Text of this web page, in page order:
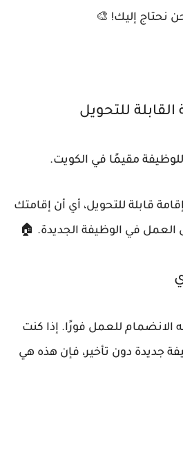
نحتاج إليك! 🎨
مقيمًا في الكويت.
قابلة للتحويل، أي أن إقامتك
العمل في الوظيفة الجديدة. 🏠
للعمل فورًا. إذا كنت
جديدة دون تأخير، فإن هذه هي